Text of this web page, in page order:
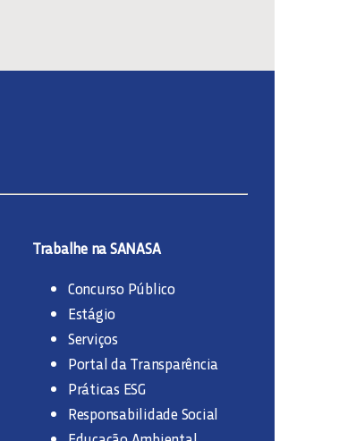
Trabalhe na SANASA
Concurso Público
Estágio
Serviços
Portal da Transparência
Práticas ESG
Responsabilidade Social